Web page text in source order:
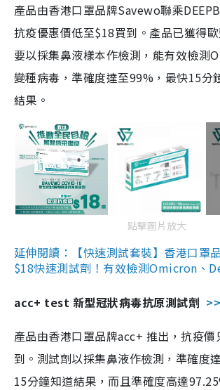
產品由香港口罩品牌Savewo聯乘
抗疫優惠價低至$18買到。產品已獲得
要以採集鼻液樣本作檢測，能有效檢測
變種病毒，準確度達至99%，最快15分
結果。
點擊圖片放大
延伸閱讀：【快速測試套裝】香港口罩
$18快速測試劑！有效檢測Omicron、
acc+ test 新型冠狀病毒抗原測試劑
產品由香港口罩品牌acc+ 推出，抗疫價
到。測試劑以採集鼻液作檢測，準確度
15分鐘知道結果，而且準確度高達